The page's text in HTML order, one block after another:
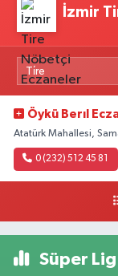
İzmir
Öykü Berıl
Atatürk Mahallesi,
0 (232) 512 45 81
Süper